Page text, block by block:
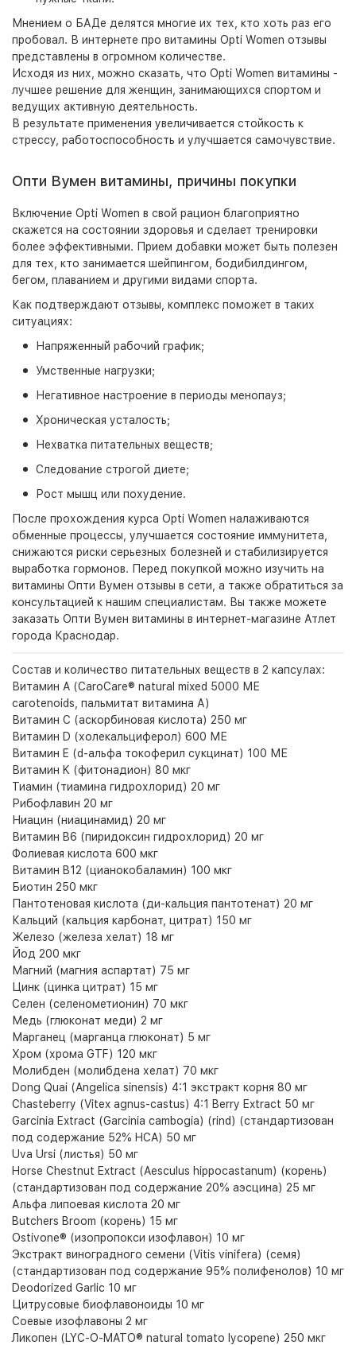
Мнением о БАДе делятся многие их тех, кто хоть раз его
пробовал. В интернете про витамины Opti Women отзывы
представлены в огромном количестве.
Исходя из них, можно сказать, что Opti Women витамины -
лучшее решение для женщин, занимающихся спортом и
ведущих активную деятельность.
В результате применения увеличивается стойкость к
стрессу, работоспособность и улучшается самочувствие.
Опти Вумен витамины, причины покупки
Включение Opti Women в свой рацион благоприятно
скажется на состоянии здоровья и сделает тренировки
более эффективными. Прием добавки может быть полезен
для тех, кто занимается шейпингом, бодибилдингом,
бегом, плаванием и другими видами спорта.
Как подтверждают отзывы, комплекс поможет в таких
ситуациях:
Напряженный рабочий график;
Умственные нагрузки;
Негативное настроение в периоды менопауз;
Хроническая усталость;
Нехватка питательных веществ;
Следование строгой диете;
Рост мышц или похудение.
После прохождения курса Opti Women налаживаются
обменные процессы, улучшается состояние иммунитета,
снижаются риски серьезных болезней и стабилизируется
выработка гормонов. Перед покупкой можно изучить на
витамины Опти Вумен отзывы в сети, а также обратиться за
консультацией к нашим специалистам. Вы также можете
заказать Опти Вумен витамины в интернет-магазине Атлет
города Краснодар.
Состав и количество питательных веществ в 2 капсулах:
Витамин A (CaroCare® natural mixed 5000 МЕ
carotenoids, пальмитат витамина А)
Витамин C (аскорбиновая кислота) 250 мг
Витамин D (холекальциферол) 600 МЕ
Витамин E (d-альфа токоферил сукцинат) 100 МЕ
Витамин K (фитонадион) 80 мкг
Тиамин (тиамина гидрохлорид) 20 мг
Рибофлавин 20 мг
Ниацин (ниацинамид) 20 мг
Витамин B6 (пиридоксин гидрохлорид) 20 мг
Фолиевая кислота 600 мкг
Витамин B12 (цианокобаламин) 100 мкг
Биотин 250 мкг
Пантотеновая кислота (ди-кальция пантотенат) 20 мг
Кальций (кальция карбонат, цитрат) 150 мг
Железо (железа хелат) 18 мг
Йод 200 мкг
Магний (магния аспартат) 75 мг
Цинк (цинка цитрат) 15 мг
Селен (селенометионин) 70 мкг
Медь (глюконат меди) 2 мг
Марганец (марганца глюконат) 5 мг
Хром (хрома GTF) 120 мкг
Молибден (молибдена хелат) 70 мкг
Dong Quai (Angelica sinensis) 4:1 экстракт корня 80 мг
Chasteberry (Vitex agnus-castus) 4:1 Berry Extract 50 мг
Garcinia Extract (Garcinia cambogia) (rind) (стандартизован
под содержание 52% HCA) 50 мг
Uva Ursi (листья) 50 мг
Horse Chestnut Extract (Aesculus hippocastanum) (корень)
(стандартизован под содержание 20% аэсцина) 25 мг
Альфа липоевая кислота 20 мг
Butchers Broom (корень) 15 мг
Ostivone® (изопропокси изофлавон) 10 мг
Экстракт виноградного семени (Vitis vinifera) (семя)
(стандартизован под содержание 95% полифенолов) 10 мг
Deodorized Garlic 10 мг
Цитрусовые биофлавоноиды 10 мг
Соевые изофлавоны 2 мг
Ликопен (LYC-O-MATO® natural tomato lycopene) 250 мкг